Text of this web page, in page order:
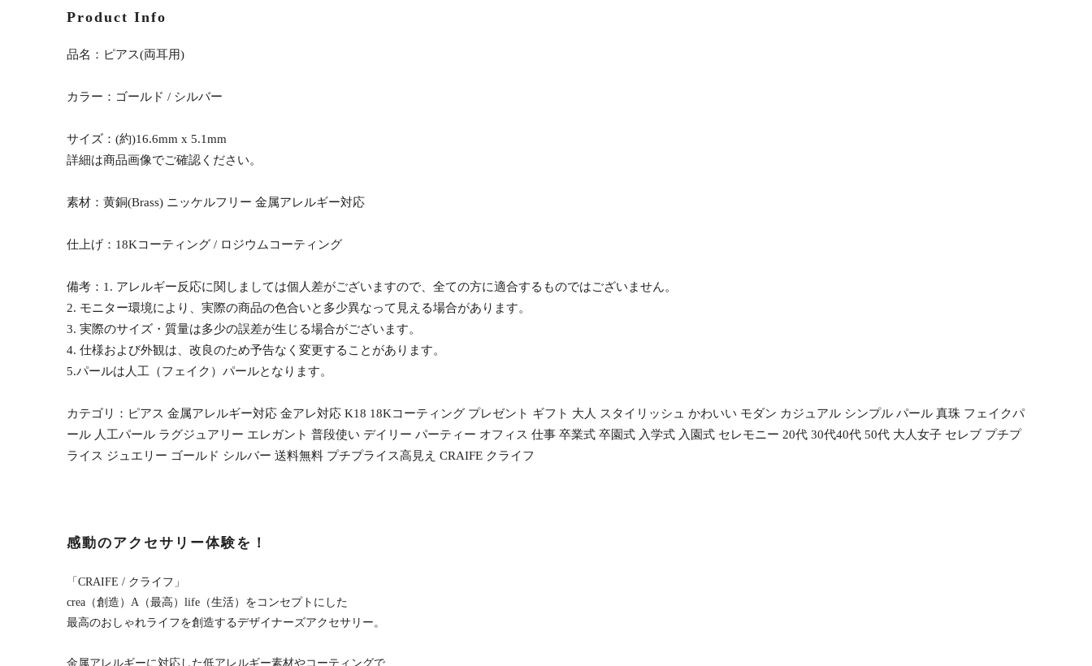
Product Info
品名：ピアス(両耳用)
カラー：ゴールド / シルバー
サイズ：(約)16.6mm x 5.1mm
詳細は商品画像でご確認ください。
素材：黄銅(Brass) ニッケルフリー 金属アレルギー対応
仕上げ：18Kコーティング / ロジウムコーティング
備考：1. アレルギー反応に関しましては個人差がございますので、全ての方に適合するものではございません。
2. モニター環境により、実際の商品の色合いと多少異なって見える場合があります。
3. 実際のサイズ・質量は多少の誤差が生じる場合がございます。
4. 仕様および外観は、改良のため予告なく変更することがあります。
5.パールは人工（フェイク）パールとなります。
カテゴリ：ピアス 金属アレルギー対応 金アレ対応 K18 18Kコーティング プレゼント ギフト 大人 スタイリッシュ かわいい モダン カジュアル シンプル パール 真珠 フェイクパ
ール 人工パール ラグジュアリー エレガント 普段使い デイリー パーティー オフィス 仕事 卒業式 卒園式 入学式 入園式 セレモニー 20代 30代40代 50代 大人女子 セレブ プチプ
ライス ジュエリー ゴールド シルバー 送料無料 プチプライス高見え CRAIFE クライフ
感動のアクセサリー体験を！
「CRAIFE / クライフ」
crea（創造）A（最高）life（生活）をコンセプトにした
最高のおしゃれライフを創造するデザイナーズアクセサリー。
金属アレルギーに対応した低アレルギー素材やコーティングで